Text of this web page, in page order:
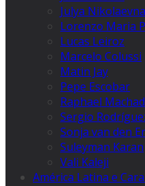
Julya Nikolaevna
Lorenzo Maria
Lucas Leiroz
Marcelo Colussi
Matin Jay
Pepe Escobar
Raphael
Sergio
Sonja van den
Suleyman Karan
Vali Kaleji
América Latina e